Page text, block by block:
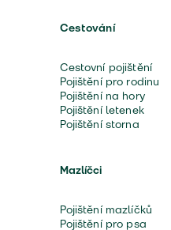
Cestování
Cestovní pojištění
Pojištění pro rodinu
Pojištění na hory
Pojištění letenek
Pojištění storna
Mazlíčci
Pojištění mazlíčků
Pojištění pro psa